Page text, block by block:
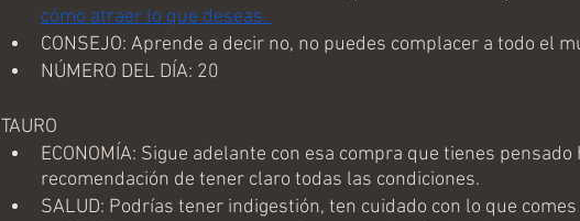
cómo atraer lo que deseas.
CONSEJO: Aprende a decir no, no puedes complacer a todo el
NÚMERO DEL DÍA: 20
TAURO
ECONOMÍA: Sigue adelante con esa compra que tienes
recomendación de tener claro todas las condiciones.
SALUD: Podrías tener indigestión, ten cuidado con lo que comes